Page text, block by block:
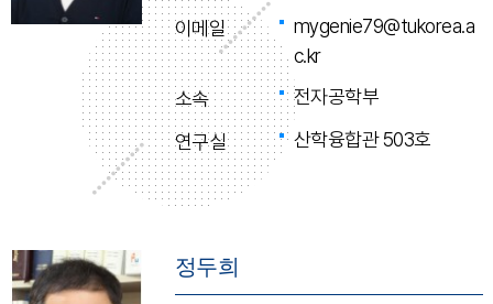
이메일
mygenie79@tukorea.a
c.kr
소속
전자공학부
연구실
산학융합관 503호
정두희